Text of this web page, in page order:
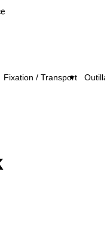
Fixation / Transport